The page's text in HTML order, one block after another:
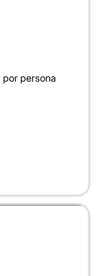
por persona